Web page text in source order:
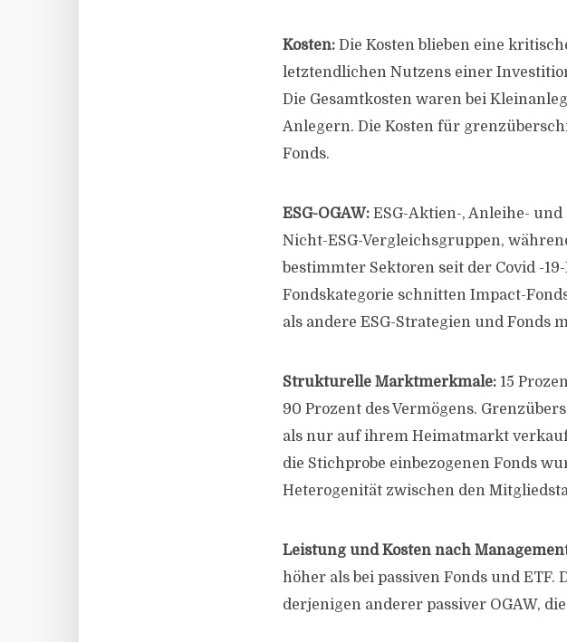
Kosten: Die Kosten blieben eine
letztendlichen Nutzens einer
Die Gesamtkosten waren bei
Anlegern. Die Kosten für
Fonds.
ESG-OGAW: ESG-Aktien-, Anleihe-
Nicht-ESG-Vergleichsgruppen,
bestimmter Sektoren seit der Covid -
Fondskategorie schnitten Impact-
als andere ESG-Strategien und Fonds
Strukturelle Marktmerkmale: 15
90 Prozent des Vermögens.
als nur auf ihrem Heimatmarkt
die Stichprobe einbezogenen Fonds
Heterogenität zwischen den
Leistung und Kosten nach
höher als bei passiven Fonds und
derjenigen anderer passiver OGAW,